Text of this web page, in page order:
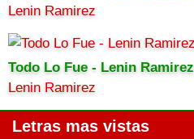
Lenin Ramirez
Todo Lo Fue - Lenin Ramirez
Lenin Ramirez
Letras mas vistas